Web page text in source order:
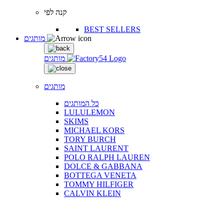
קנה לפי
BEST SELLERS
מותגים
מותגים
כל המותגים
LULULEMON
SKIMS
MICHAEL KORS
TORY BURCH
SAINT LAURENT
POLO RALPH LAUREN
DOLCE & GABBANA
BOTTEGA VENETA
TOMMY HILFIGER
CALVIN KLEIN